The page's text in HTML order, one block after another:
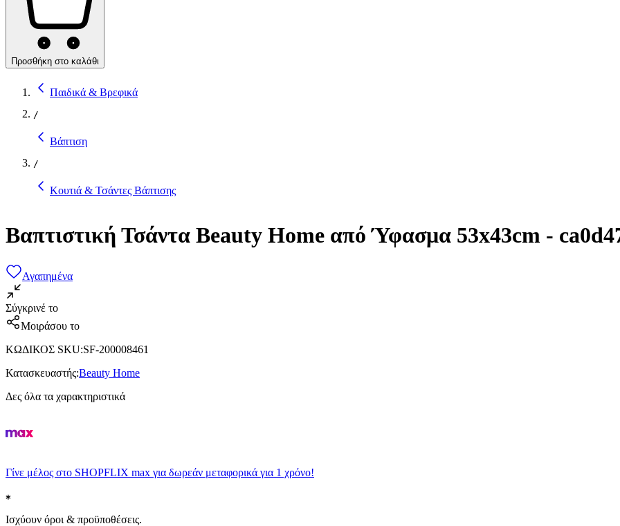
Προσθήκη στο καλάθι
Παιδικά & Βρεφικά
/
Βάπτιση
/
Κουτιά & Τσάντες Βάπτισης
Βαπτιστική Τσάντα Beauty Home από Ύφασμα 53x43cm -
Αγαπημένα
Σύγκρινέ το
Μοιράσου το
ΚΩΔΙΚΟΣ SKU:SF-200008461
Κατασκευαστής:Beauty Home
Δες όλα τα χαρακτηριστικά
Γίνε μέλος στο SHOPFLIX max για δωρεάν μεταφορικά για 1 χρόνο!
Ισχύουν όροι & προϋποθέσεις.